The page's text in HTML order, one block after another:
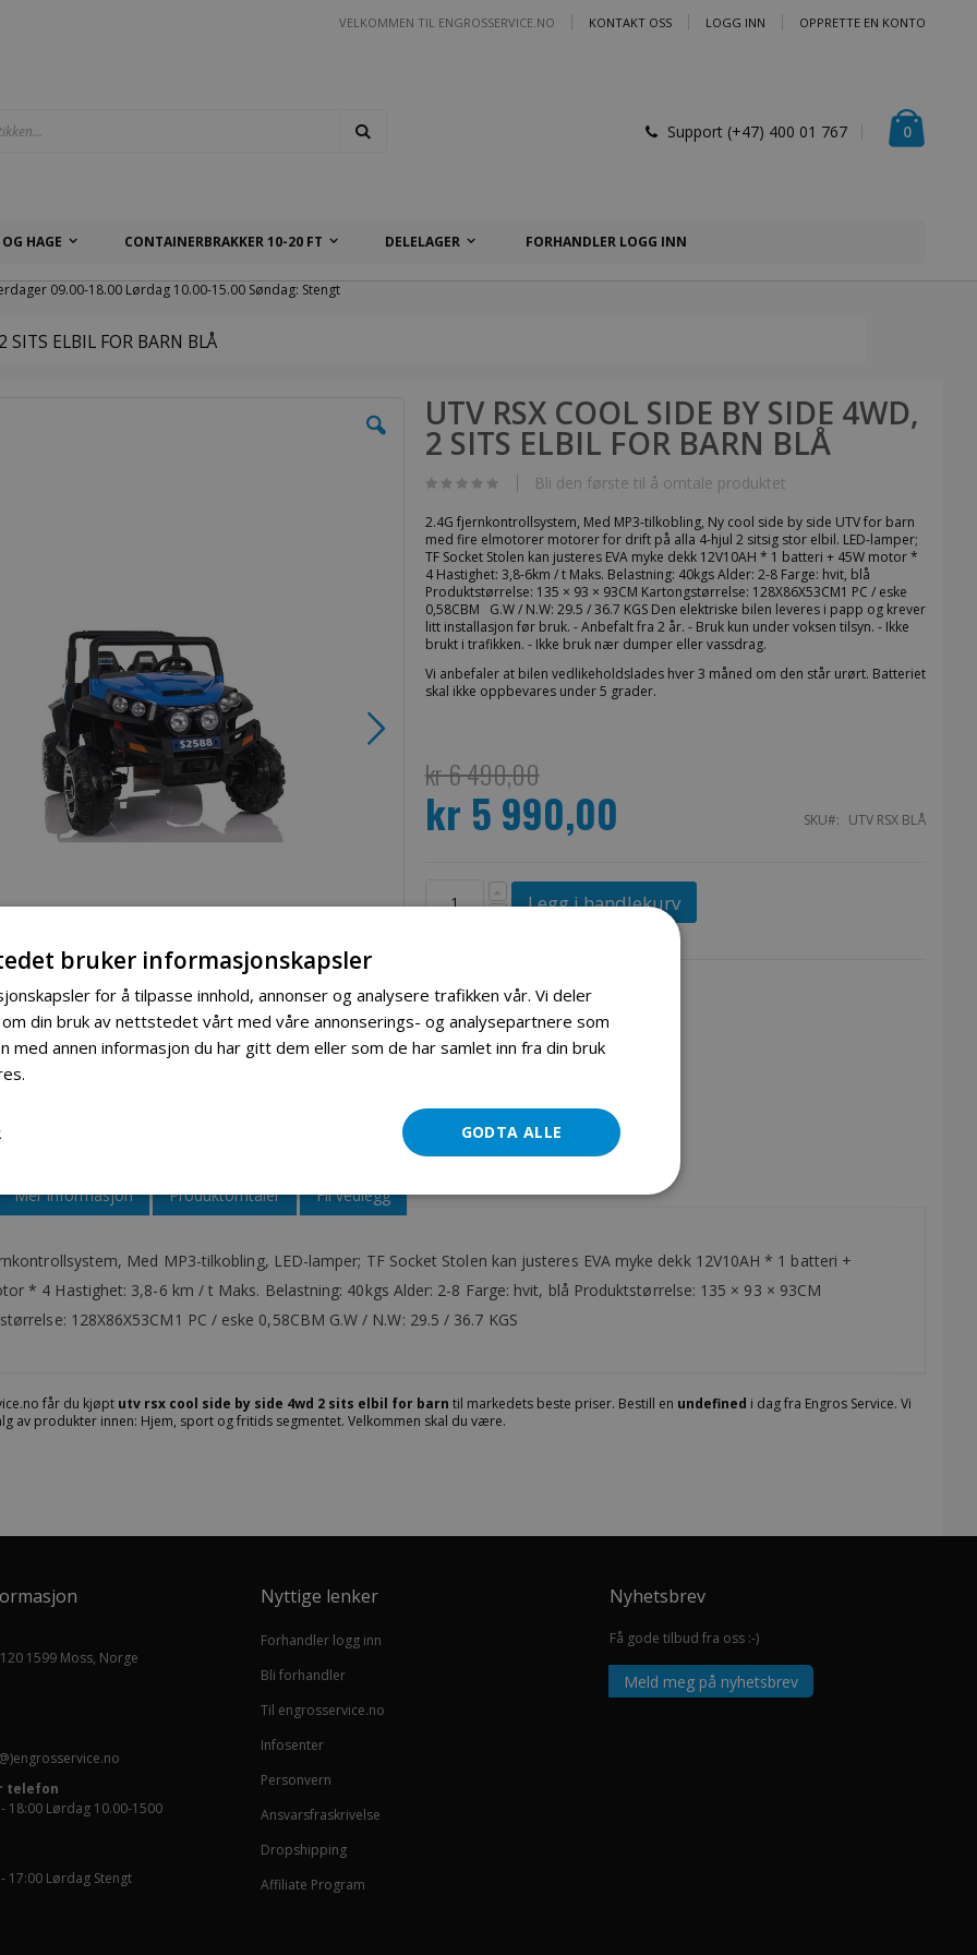
VELKOMMEN TIL ENGROSSERVICE.NO KONTAKT OSS LOGG INN OPPRETTE EN KONTO
0varer
Support (+47) 400 01 767
HAGE CONTAINERBRAKKER 10-20 FT DELELAGER FORHANDLER LOGG INN
09.00-18.00 Lørdag 10.00-15.00 Søndag: Stengt
SITS ELBIL FOR BARN BLÅ
SIDE BY SIDE 4WD, 2 SITS ELBIL FOR BARN BLÅ UTV RSX COOL SIDE BY SIDE 4WD, 2 SITS ELBIL FOR BARN BLÅ
UTV RSX COOL SIDE BY SIDE 4WD,
2 SITS ELBIL FOR BARN BLÅ
Bli den første til å omtale produktet
2.4G fjernkontrollsystem, Med MP3-tilkobling, Ny cool side by side UTV for barn
med fire elmotorer motorer for drift på alla 4-hjul 2 sitsig stor elbil. LED-lamper;
TF Socket Stolen kan justeres EVA myke dekk 12V10AH * 1 batteri + 45W motor *
4 Hastighet: 3,8-6km / t Maks. Belastning: 40kgs Alder: 2-8 Farge: hvit, blå
Produktstørrelse: 135 × 93 × 93CM Kartongstørrelse: 128X86X53CM1 PC / eske
0,58CBM G.W / N.W: 29.5 / 36.7 KGS Den elektriske bilen leveres i papp og krever
litt installasjon før bruk. - Anbefalt fra 2 år. - Bruk kun under voksen tilsyn. - Ikke
brukt i trafikken. - Ikke bruk nær dumper eller vassdrag.
Vi anbefaler at bilen vedlikeholdslades hver 3 måned om den står urørt. Batteriet
skal ikke oppbevares under 5 grader.
kr 6 490,00
Spesialpris
kr 5 990,00 SKU UTV RSX BLÅ
Legg i handlekurv
Med MP3-tilkobling, LED-lamper; TF Socket Stolen kan justeres EVA myke dekk 12V10AH * 1 batteri +
* 4 Hastighet: 3,8-6 km / t Maks. Belastning: 40kgs Alder: 2-8 Farge: hvit, blå Produktstørrelse: 135 × 93 × 93CM
128X86X53CM1 PC / eske 0,58CBM G.W / N.W: 29.5 / 36.7 KGS
Mer informasjon Produktomtaler Fil vedlegg
får du kjøpt utv rsx cool side by side 4wd 2 sits elbil for barn til markedets beste priser. Bestill en undefined i dag fra Engros Service. Vi
av produkter innen: Hjem, sport og fritids segmentet. Velkommen skal du være.
1599 Moss, Norge
telefon
18:00 Lørdag 10.00-1500
17:00 Lørdag Stengt
Nyttige lenker
Forhandler logg inn
Bli forhandler
Til engrosservice.no
Infosenter
Personvern
Ansvarsfraskrivelse
Dropshipping
Affiliate Program
Nyhetsbrev
Få gode tilbud fra oss :-)
Meld meg på nyhetsbrev
bruker informasjonskapsler
for å tilpasse innhold, annonser og analysere trafikken vår. Vi deler
din bruk av nettstedet vårt med våre annonserings- og analysepartnere som
med annen informasjon du har gitt dem eller som de har samlet inn fra din bruk
GODTA ALLE